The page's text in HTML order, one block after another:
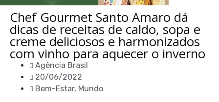
Chef Gourmet Santo Amaro dá
dicas de receitas de caldo, sopa e
creme deliciosos e harmonizados
com vinho para aquecer o inverno
Agência Brasil
20/06/2022
Bem-Estar, Mundo